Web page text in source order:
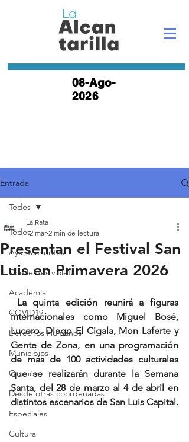
08-Ago-
2026
Entrada
Todos
Ayuntamientos
Con lentes violeta
Academia
COVID19
Derechos Humanos
Municipios
Opinión
Desde otras coordenadas
Especiales
Cultura
Todos
Presentan el Festival San
Luis en Primavera 2026
La Rata
12 mar 2 min de lectura
La quinta edición reunirá a figuras
internacionales como Miguel Bosé,
Lucero, Diego El Cigala, Mon Laferte y
Gente de Zona, en una programación
de más de 100 actividades culturales
que se realizarán durante la Semana
Santa, del 28 de marzo al 4 de abril en
distintos escenarios de San Luis Capital.